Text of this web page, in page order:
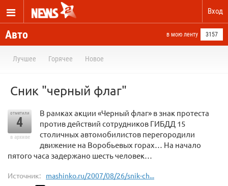
Вход
Авто в мою ленту 3157
Лучшее Горячее Новое
Сник "черный флаг"
отметили
4
в архиве
В рамках акции «Черный флаг» в знак протеста
против действий сотрудников ГИБДД 15
столичных автомобилистов перегородили
движение на Воробьевых горах… На начало
пятого часа задержано шесть человек…
Источник: mashinko.ru/2007/08/26/snik-ch...